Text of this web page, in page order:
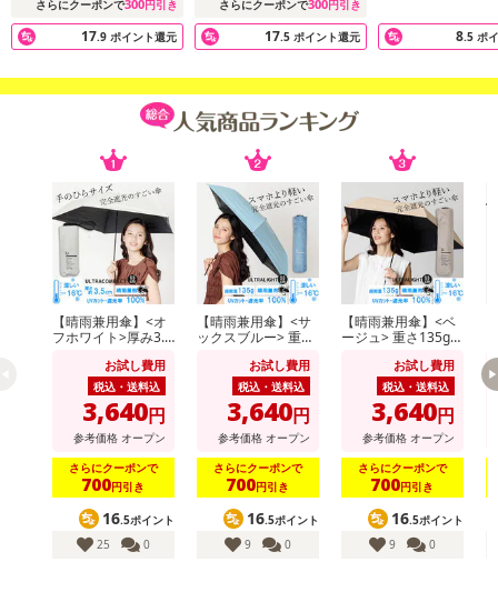
さらにクーポンで300円引き
17.9 ポイント還元
さらにクーポンで300円引き
17.5 ポイント還元 8.5 ポ
【晴雨兼用傘】<オ
フホワイト>厚み3.5
ズUVカット100％マ
イナス16度
お試し費用
税込・送料込
3,640円
参考価格 オープン
さらにクーポンで
700円引き
16.5ポイント
25
0
【晴雨兼用傘】<サ
ックスブルー> 重さ
軽いUVカット100％
マイナス16度 UL
お試し費用
税込・送料込
3,640円
参考価格 オープン
さらにクーポンで
700円引き
16.5ポイント
9
0
【晴雨兼用傘】<ベ
ージュ> 重さ135g！
カット100％マイナ
ス16度 UL
お試し費用
税込・送料込
3,640円
参考価格 オープン
さらにクーポンで
700円引き
16.5ポイント
9
0